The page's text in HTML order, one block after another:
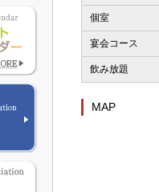
個室
宴会コース
飲み放題
MAP